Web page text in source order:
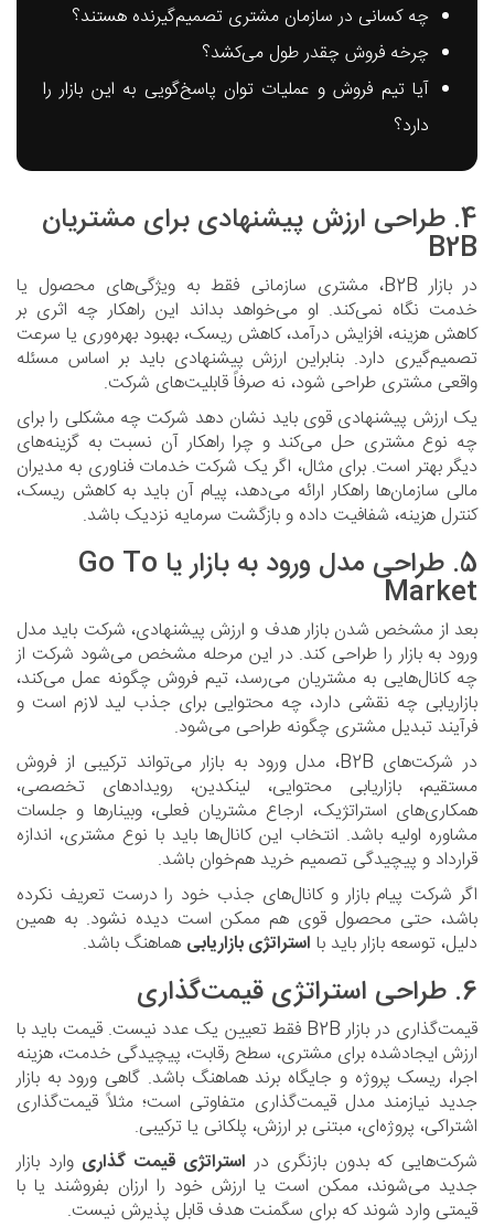
چه کسانی در سازمان مشتری تصمیم‌گیرنده هستند؟
چرخه فروش چقدر طول می‌کشد؟
آیا تیم فروش و عملیات توان پاسخ‌گویی به این بازار را
دارد؟
4. طراحی ارزش پیشنهادی برای مشتریان
B2B
در بازار B2B، مشتری سازمانی فقط به ویژگی‌های محصول یا
خدمت نگاه نمی‌کند. او می‌خواهد بداند این راهکار چه اثری بر
کاهش هزینه، افزایش درآمد، کاهش ریسک، بهبود بهره‌وری یا سرعت
تصمیم‌گیری دارد. بنابراین ارزش پیشنهادی باید بر اساس مسئله
واقعی مشتری طراحی شود، نه صرفاً قابلیت‌های شرکت.
یک ارزش پیشنهادی قوی باید نشان دهد شرکت چه مشکلی را برای
چه نوع مشتری حل می‌کند و چرا راهکار آن نسبت به گزینه‌های
دیگر بهتر است. برای مثال، اگر یک شرکت خدمات فناوری به مدیران
مالی سازمان‌ها راهکار ارائه می‌دهد، پیام آن باید به کاهش ریسک،
کنترل هزینه، شفافیت داده و بازگشت سرمایه نزدیک باشد.
5. طراحی مدل ورود به بازار یا Go To
Market
بعد از مشخص شدن بازار هدف و ارزش پیشنهادی، شرکت باید مدل
ورود به بازار را طراحی کند. در این مرحله مشخص می‌شود شرکت از
چه کانال‌هایی به مشتریان می‌رسد، تیم فروش چگونه عمل می‌کند،
بازاریابی چه نقشی دارد، چه محتوایی برای جذب لید لازم است و
فرآیند تبدیل مشتری چگونه طراحی می‌شود.
در شرکت‌های B2B، مدل ورود به بازار می‌تواند ترکیبی از فروش
مستقیم، بازاریابی محتوایی، لینکدین، رویدادهای تخصصی،
همکاری‌های استراتژیک، ارجاع مشتریان فعلی، وبینارها و جلسات
مشاوره اولیه باشد. انتخاب این کانال‌ها باید با نوع مشتری، اندازه
قرارداد و پیچیدگی تصمیم خرید هم‌خوان باشد.
اگر شرکت پیام بازار و کانال‌های جذب خود را درست تعریف نکرده
باشد، حتی محصول قوی هم ممکن است دیده نشود. به همین
دلیل، توسعه بازار باید با استراتژی بازاریابی هماهنگ باشد.
6. طراحی استراتژی قیمت‌گذاری
قیمت‌گذاری در بازار B2B فقط تعیین یک عدد نیست. قیمت باید با
ارزش ایجادشده برای مشتری، سطح رقابت، پیچیدگی خدمت، هزینه
اجرا، ریسک پروژه و جایگاه برند هماهنگ باشد. گاهی ورود به بازار
جدید نیازمند مدل قیمت‌گذاری متفاوتی است؛ مثلاً قیمت‌گذاری
اشتراکی، پروژه‌ای، مبتنی بر ارزش، پلکانی یا ترکیبی.
شرکت‌هایی که بدون بازنگری در استراتژی قیمت گذاری وارد بازار
جدید می‌شوند، ممکن است یا ارزش خود را ارزان بفروشند یا با
قیمتی وارد شوند که برای سگمنت هدف قابل پذیرش نیست.